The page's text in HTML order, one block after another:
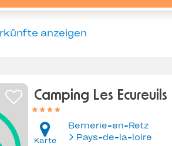
anzeigen
Camping Les Ecureuils
Karte
Bernerie-en-Retz
Pays-de-la-loire